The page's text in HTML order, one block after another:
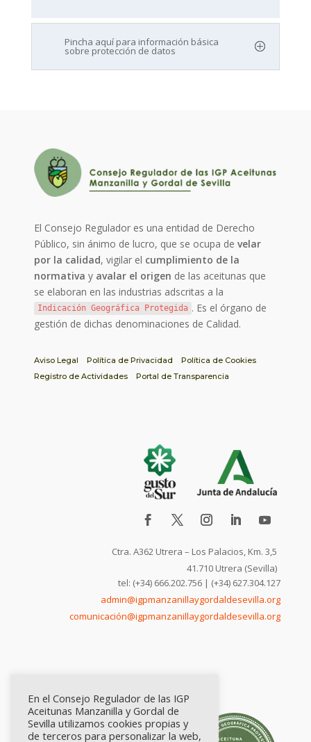
Pincha aquí para información básica
sobre protección de datos
El Consejo Regulador es una entidad de Derecho
Público, sin ánimo de lucro, que se ocupa develar
por la calidad, vigilar el cumplimiento de la
normativa y avalar el origen de las aceitunas que
se elaboran en las industrias adscritas a la
Indicación Geográfica Protegida . Es el órgano de
gestión de dichas denominaciones de Calidad.
Aviso Legal Política de Privacidad
Política de Cookies
Registro de Actividades
Portal de Transparencia
Ctra. A362 Utrera – Los Palacios, Km. 3,5
41.710 Utrera (Sevilla)
tel: (+34) 666.202.756 | (+34) 627.304.127
admin@igpmanzanillaygordaldesevilla.org
comunicación@igpmanzanillaygordaldesevilla.org
En el Consejo Regulador de las IGP
Aceitunas Manzanilla y Gordal de
Sevilla utilizamos cookies propias y
de terceros para personalizar la web,